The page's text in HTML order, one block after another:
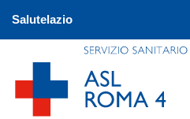
Salutelazio